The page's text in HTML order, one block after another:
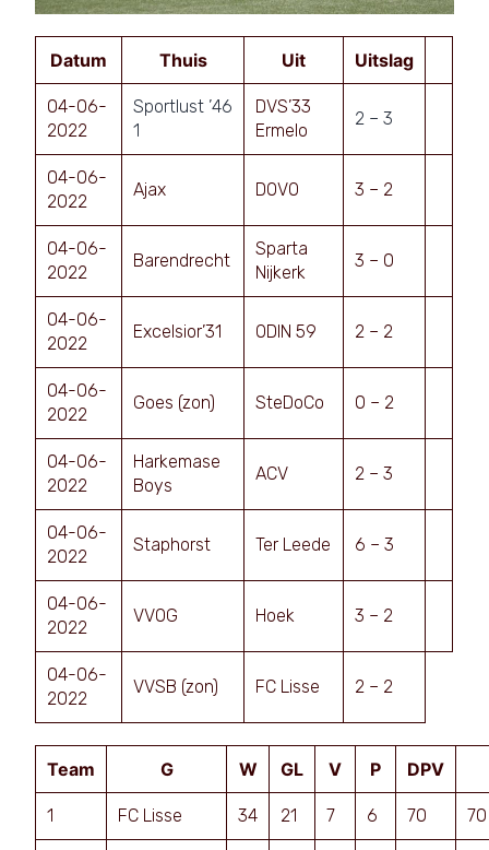
Datum Thuis Uit Uitslag
04-06-
2022
Sportlust ’46
1
DVS’33
Ermelo
2 – 3
04-06-
2022
Ajax DOVO 3 – 2
04-06-
2022
Barendrecht
Sparta
Nijkerk
3 – 0
04-06-
2022
Excelsior’31 ODIN 59 2 – 2
04-06-
2022
Goes (zon) SteDoCo 0 – 2
04-06-
2022
Harkemase
Boys
ACV 2 – 3
04-06-
2022
Staphorst Ter Leede 6 – 3
04-06-
2022
VVOG Hoek 3 – 2
04-06-
2022
VVSB (zon) FC Lisse 2 – 2
Team G W GL V P DPV
1 FC Lisse 34 21 7 6 70 70